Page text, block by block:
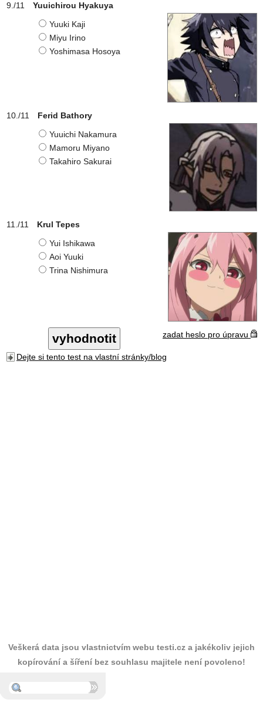
Yuuichirou Hyakuya
Yuuki Kaji
Miyu Irino
Yoshimasa Hosoya
Ferid Bathory
Yuuichi Nakamura
Mamoru Miyano
Takahiro Sakurai
Krul Tepes
Yui Ishikawa
Aoi Yuuki
Trina Nishimura
zadat heslo pro úpravu
Dejte si tento test na vlastní stránky/blog
Veškerá data jsou vlastnictvím webu testi.cz a jakékoliv jejich
kopírování a šíření bez souhlasu majitele není povoleno!